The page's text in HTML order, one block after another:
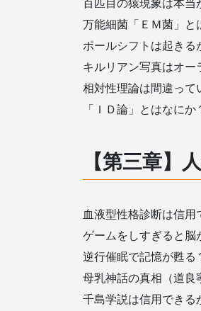
百匹目の猿現象は本当
万能細菌「ＥＭ菌」と
ポールシフトは起きる
キルリアン写真はオー
相対性理論は間違って
「ＩＤ論」とはなにか
【第三章】
血液型性格診断は信用
ゲームをしすぎると脳
逆行催眠で記憶が甦る
母乳神話の真相（道良
千島学説は信用できる